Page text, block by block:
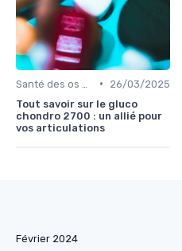
•
26/03/2025
Tout savoir sur le gluco
chondro 2700 : un allié pour
vos articulations
Février 2024